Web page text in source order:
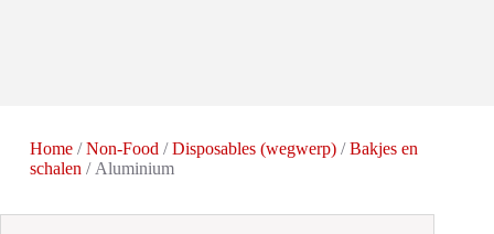
Home/Non-Food /Disposables (wegwerp)/Bakjes en
schalen / Aluminium